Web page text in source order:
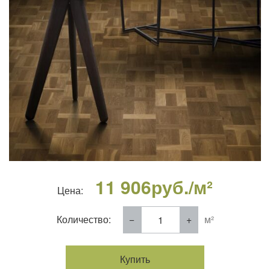
Цена: 11 906руб./м²
Количество: м²
Купить